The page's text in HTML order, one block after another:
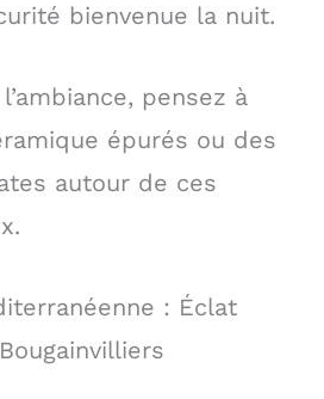
bienvenue la nuit.
pensez à
épurés ou des
autour de ces
: Éclat